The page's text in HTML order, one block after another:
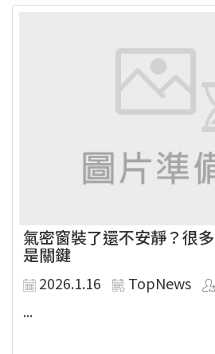
氣密窗裝了還不安靜？很
是關鍵
2026.1.16 TopNews
...